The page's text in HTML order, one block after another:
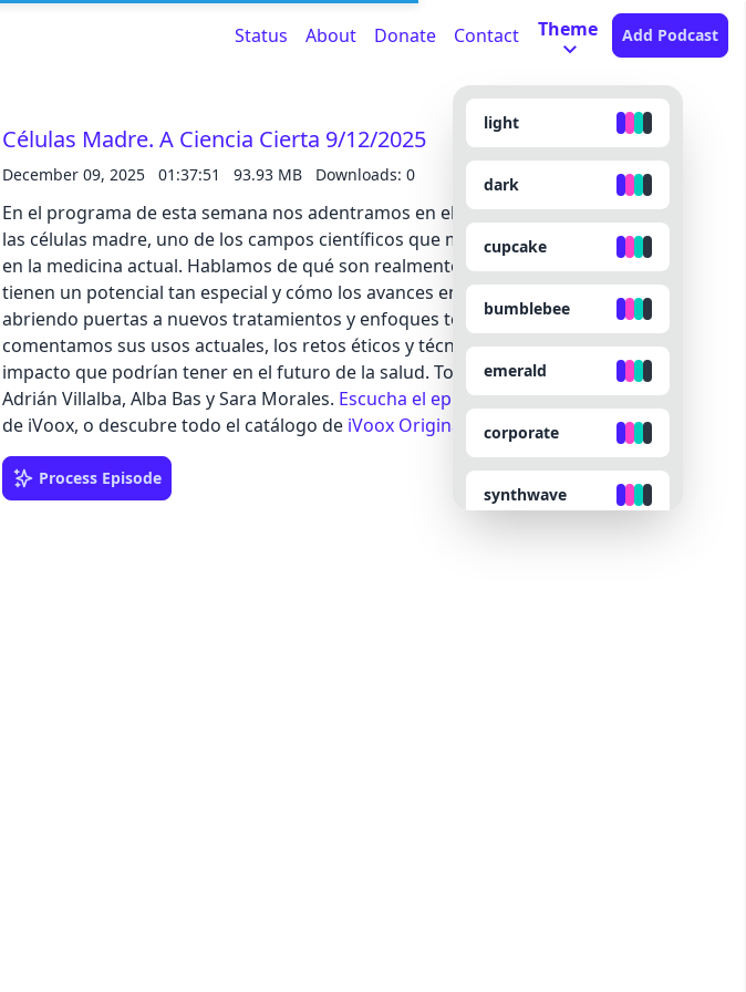
here
Cancel Save
Status About Donate Contact Theme
light
dark
cupcake
bumblebee
emerald
corporate
synthwave
Add Podcast
Células Madre. A Ciencia Cierta 9/12/2025
December 09, 2025 01:37:51 93.93 MB Downloads: 0
En el programa de esta semana nos adentramos en el apasionante universo de
las células madre, uno de los campos científicos que más expectativas genera
en la medicina actual. Hablamos de qué son realmente estas células, por qué
tienen un potencial tan especial y cómo los avances en su investigación están
abriendo puertas a nuevos tratamientos y enfoques terapéuticos. También
comentamos sus usos actuales, los retos éticos y técnicos que aún existen y el
impacto que podrían tener en el futuro de la salud. Todo ello de la mano de
Adrián Villalba, Alba Bas y Sara Morales. Escucha el episodio completoen la app
de iVoox, o descubre todo el catálogo de iVoox Originals
Process Episode